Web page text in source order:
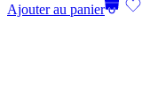
Ajouter au panier